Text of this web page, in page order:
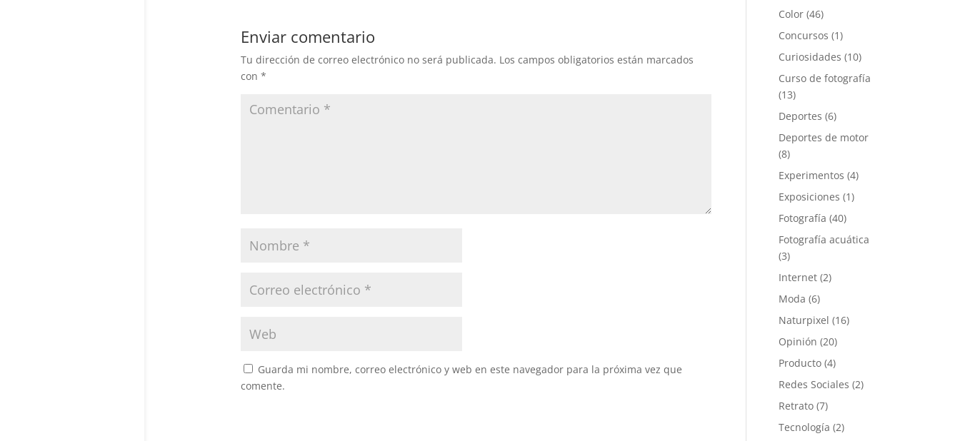
Enviar comentario
Tu dirección de correo electrónico no será publicada. Los campos obligatorios están marcados
con *
Guarda mi nombre, correo electrónico y web en este navegador para la próxima vez que
comente.
Color (46)
Concursos (1)
Curiosidades (10)
Curso de fotografía
(13)
Deportes (6)
Deportes de motor
(8)
Experimentos (4)
Exposiciones (1)
Fotografía (40)
Fotografía acuática
(3)
Internet (2)
Moda (6)
Naturpixel (16)
Opinión (20)
Producto (4)
Redes Sociales (2)
Retrato (7)
Tecnología (2)